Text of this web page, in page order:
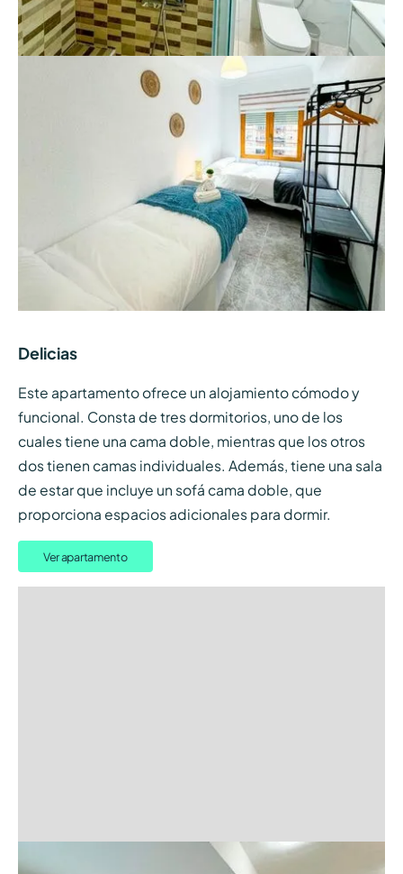
Delicias
Este apartamento ofrece un alojamiento cómodo y
funcional. Consta de tres dormitorios, uno de los
cuales tiene una cama doble, mientras que los otros
dos tienen camas individuales. Además, tiene una sala
de estar que incluye un sofá cama doble, que
proporciona espacios adicionales para dormir.
Ver apartamento